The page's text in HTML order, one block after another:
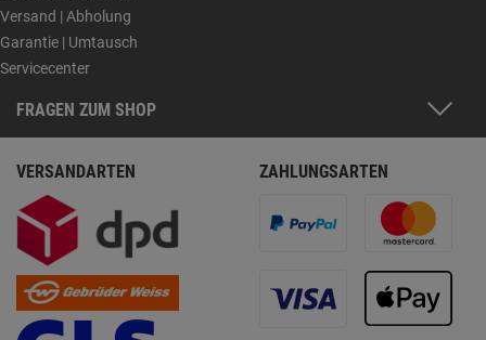
Versand | Abholung
Garantie | Umtausch
Servicecenter
FRAGEN ZUM SHOP
VERSANDARTEN ZAHLUNGSARTEN